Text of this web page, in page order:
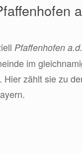
Pfaffenhofen
im
zählt sie zu